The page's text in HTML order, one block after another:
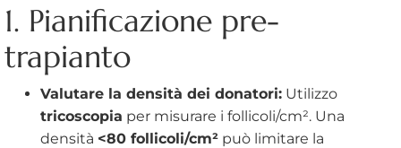
1. Pianificazione pre-
trapianto
Valutare la densità dei donatori: Utilizzo
tricoscopia per misurare i follicoli/cm². Una
densità <80 follicoli/cm² può limitare la